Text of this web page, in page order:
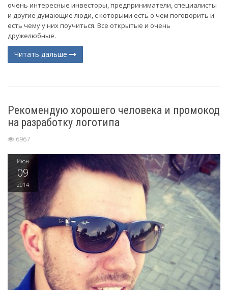
очень интересные инвесторы, предприниматели, специалисты
и другие думающие люди, с которыми есть о чем поговорить и
есть чему у них поучиться. Все открытые и очень
дружелюбные.
Читать дальше
Рекомендую хорошего человека и промокод
на разработку логотипа
6967
Июн
09
2014